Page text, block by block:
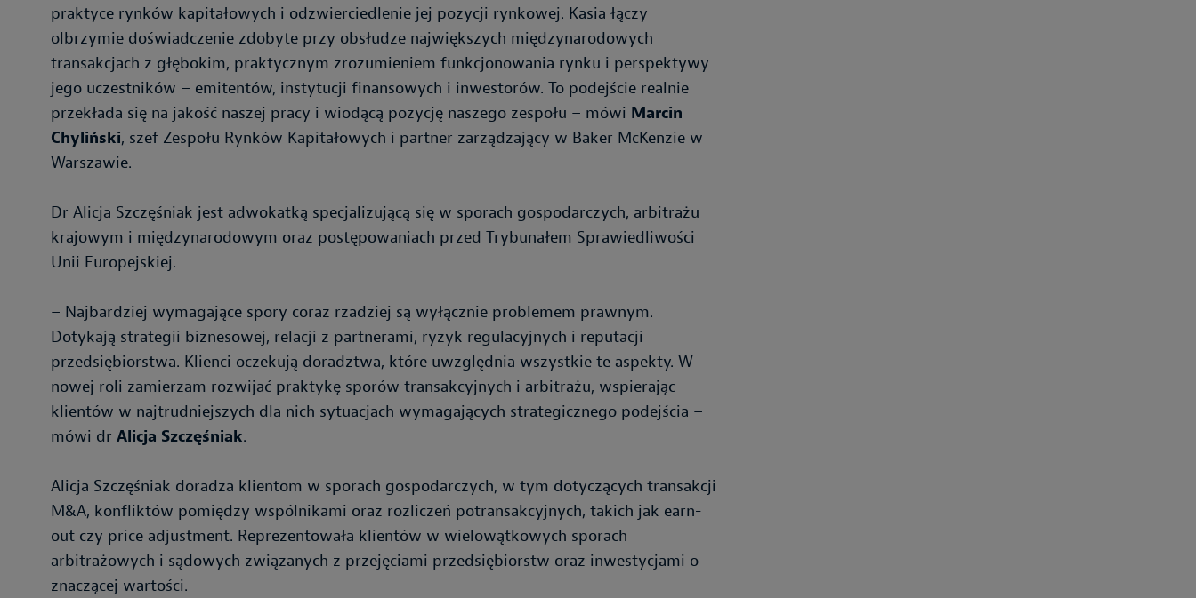
praktyce rynków kapitałowych i odzwierciedlenie jej pozycji rynkowej. Kasia łączy
olbrzymie doświadczenie zdobyte przy obsłudze największych międzynarodowych
transakcjach z głębokim, praktycznym zrozumieniem funkcjonowania rynku i perspektywy
jego uczestników – emitentów, instytucji finansowych i inwestorów. To podejście realnie
przekłada się na jakość naszej pracy i wiodącą pozycję naszego zespołu – mówi Marcin
Chyliński, szef Zespołu Rynków Kapitałowych i partner zarządzający w Baker McKenzie w
Warszawie.
Dr Alicja Szczęśniak jest adwokatką specjalizującą się w sporach gospodarczych, arbitrażu
krajowym i międzynarodowym oraz postępowaniach przed Trybunałem Sprawiedliwości
Unii Europejskiej.
– Najbardziej wymagające spory coraz rzadziej są wyłącznie problemem prawnym.
Dotykają strategii biznesowej, relacji z partnerami, ryzyk regulacyjnych i reputacji
przedsiębiorstwa. Klienci oczekują doradztwa, które uwzględnia wszystkie te aspekty. W
nowej roli zamierzam rozwijać praktykę sporów transakcyjnych i arbitrażu, wspierając
klientów w najtrudniejszych dla nich sytuacjach wymagających strategicznego podejścia –
mówi dr Alicja Szczęśniak.
Alicja Szczęśniak doradza klientom w sporach gospodarczych, w tym dotyczących transakcji
M&A, konfliktów pomiędzy wspólnikami oraz rozliczeń potransakcyjnych, takich jak earn-
out czy price adjustment. Reprezentowała klientów w wielowątkowych sporach
arbitrażowych i sądowych związanych z przejęciami przedsiębiorstw oraz inwestycjami o
znaczącej wartości.